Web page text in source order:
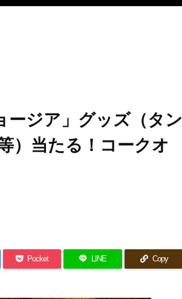
ジア」グッズ（タン
）当たる！コークオ
Pocket LINE Copy